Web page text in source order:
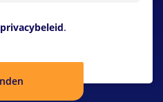
privacybeleid.